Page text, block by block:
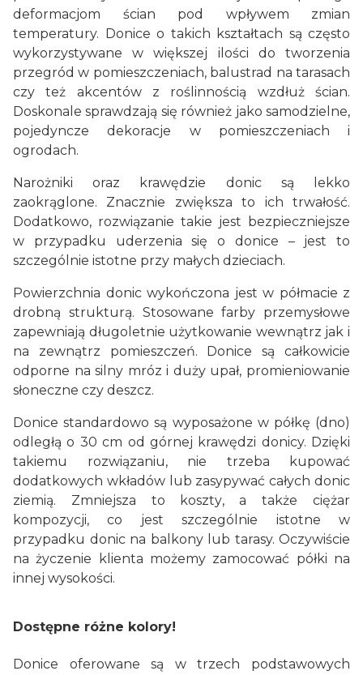
deformacjom ścian pod wpływem zmian
temperatury. Donice o takich kształtach są często
wykorzystywane w większej ilości do tworzenia
przegród w pomieszczeniach, balustrad na tarasach
czy też akcentów z roślinnością wzdłuż ścian.
Doskonale sprawdzają się również jako samodzielne,
pojedyncze dekoracje w pomieszczeniach i
ogrodach.
Narożniki oraz krawędzie donic są lekko
zaokrąglone. Znacznie zwiększa to ich trwałość.
Dodatkowo, rozwiązanie takie jest bezpieczniejsze
w przypadku uderzenia się o donice – jest to
szczególnie istotne przy małych dzieciach.
Powierzchnia donic wykończona jest w półmacie z
drobną strukturą. Stosowane farby przemysłowe
zapewniają długoletnie użytkowanie wewnątrz jak i
na zewnątrz pomieszczeń. Donice są całkowicie
odporne na silny mróz i duży upał, promieniowanie
słoneczne czy deszcz.
Donice standardowo są wyposażone w półkę (dno)
odległą o 30 cm od górnej krawędzi donicy. Dzięki
takiemu rozwiązaniu, nie trzeba kupować
dodatkowych wkładów lub zasypywać całych donic
ziemią. Zmniejsza to koszty, a także ciężar
kompozycji, co jest szczególnie istotne w
przypadku donic na balkony lub tarasy. Oczywiście
na życzenie klienta możemy zamocować półki na
innej wysokości.
Dostępne różne kolory!
Donice oferowane są w trzech podstawowych